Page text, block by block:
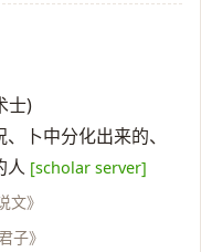
士)
卜中分化出来的、
人 [scholar server]
文》
子》